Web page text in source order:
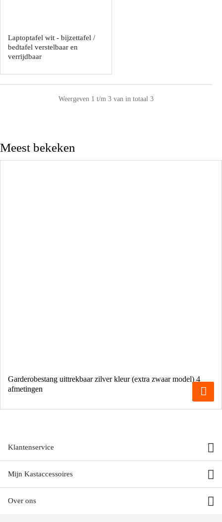
Laptoptafel wit - bijzettafel /
bedtafel verstelbaar en
verrijdbaar
Weergeven 1 t/m 3 van in totaal 3
Meest bekeken
Garderobestang uittrekbaar zilver kleur (extra zwaar model) 4
afmetingen
Klantenservice
Mijn Kastaccessoires
Over ons